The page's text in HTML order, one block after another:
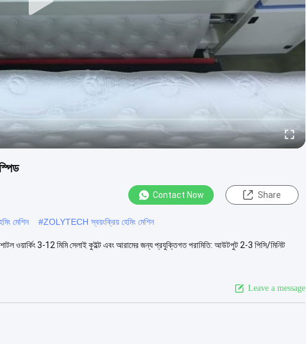
Contact Now Share
মেশিন #ZOLYTECH স্বয়ংক্রিয় হেমিং মেশিন
ওয়ার্কিং 3-12 মিমি সেলাই কুইল্ট এবং আরামের জন্য প্রযুক্তিগত পরামিতি: আউটপুট 2-3 পিসি/মিনিট
Leave a message